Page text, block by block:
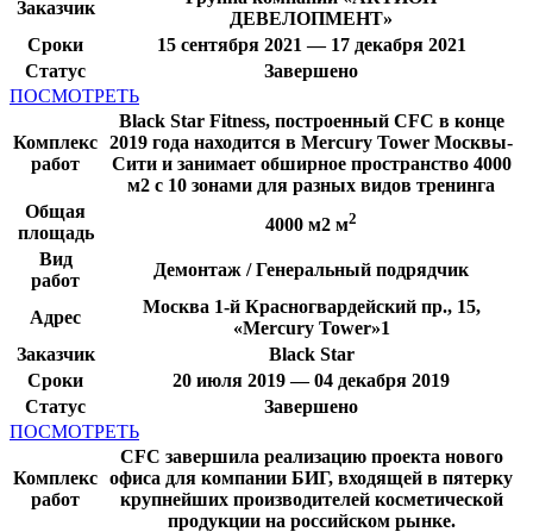
Заказчик
ДЕВЕЛОПМЕНТ»
Сроки
15 сентября 2021 — 17 декабря 2021
Статус
Завершено
ПОСМОТРЕТЬ
Комплекс
работ
Black Star Fitness, построенный CFC в конце
2019 года находится в Mercury Tower Москвы-
Сити и занимает обширное пространство 4000
м2 с 10 зонами для разных видов тренинга
Общая
площадь
4000 м2 м2
Вид
работ
Демонтаж / Генеральный подрядчик
Адрес
Москва 1-й Красногвардейский пр., 15,
«Mercury Tower»1
Заказчик
Black Star
Сроки
20 июля 2019 — 04 декабря 2019
Статус
Завершено
ПОСМОТРЕТЬ
Комплекс
работ
CFC завершила реализацию проекта нового
офиса для компании БИГ, входящей в пятерку
крупнейших производителей косметической
продукции на российском рынке.